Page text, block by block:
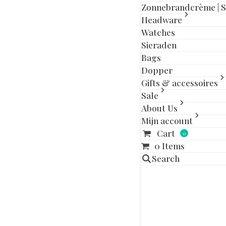
Zonnebrandcrème |
Headware
Watches
Sieraden
Bags
Dopper
Gifts & accessoires
Sale
About Us
Mijn account
Cart
0
0 Items
Search
DUOTONE
Dit
product
heeft
variaties.
Deze
kan
gekozen
worden
op
de